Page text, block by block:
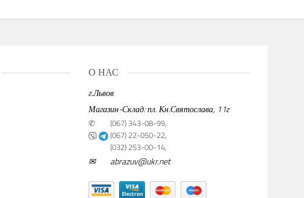
О НАС
г.Львов
Магазин-Склад: пл. Кн.Святослава, 11г
✆
(067) 343-08-99,
(067) 22-050-22,
(032) 253-00-14,
✉ abrazuv@ukr.net